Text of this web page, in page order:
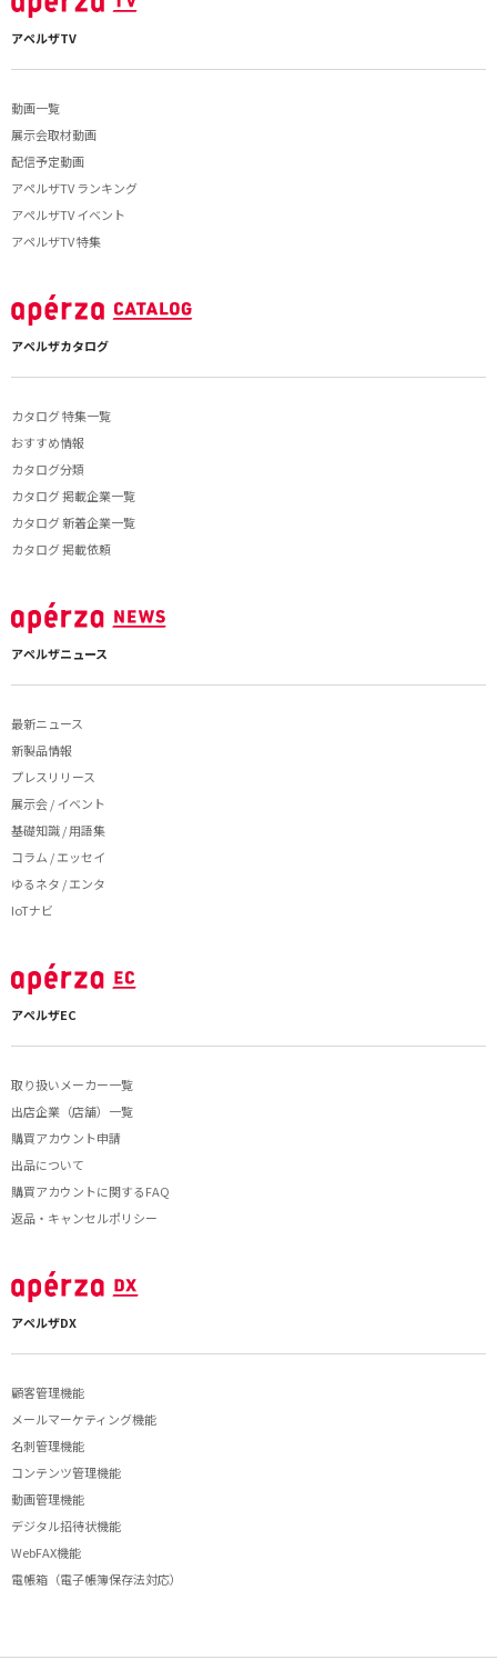
アペルザTV
動画一覧
展示会取材動画
配信予定動画
アペルザTV ランキング
アペルザTV イベント
アペルザTV 特集
アペルザカタログ
カタログ 特集一覧
おすすめ情報
カタログ分類
カタログ 掲載企業一覧
カタログ 新着企業一覧
カタログ 掲載依頼
アペルザニュース
最新ニュース
新製品情報
プレスリリース
展示会 / イベント
基礎知識 / 用語集
コラム / エッセイ
ゆるネタ / エンタ
IoTナビ
アペルザEC
取り扱いメーカー一覧
出店企業（店舗）一覧
購買アカウント申請
出品について
購買アカウントに関するFAQ
返品・キャンセルポリシー
アペルザDX
顧客管理機能
メールマーケティング機能
名刺管理機能
コンテンツ管理機能
動画管理機能
デジタル招待状機能
WebFAX機能
電帳箱（電子帳簿保存法対応）